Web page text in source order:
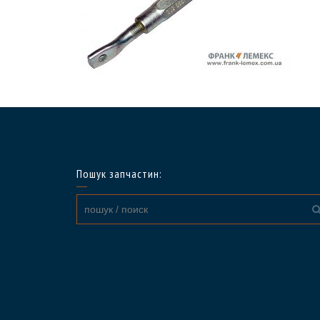
Пошук запчастин: